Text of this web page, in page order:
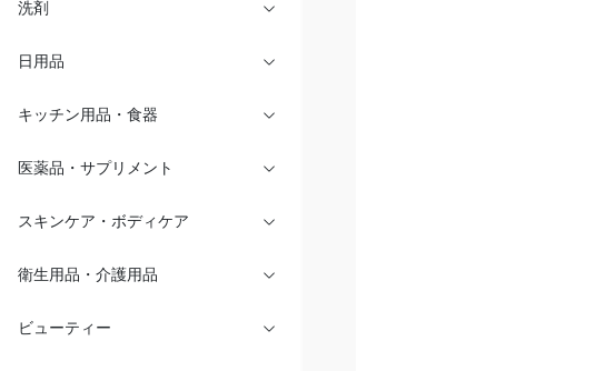
洗剤
日用品
キッチン用品・食器
医薬品・サプリメント
スキンケア・ボディケア
衛生用品・介護用品
ビューティー